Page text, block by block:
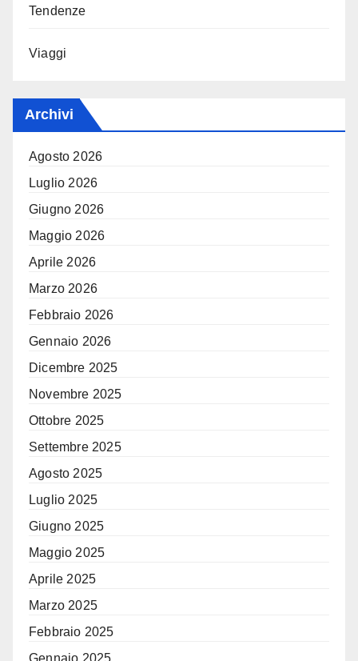
Tendenze
Viaggi
Archivi
Agosto 2026
Luglio 2026
Giugno 2026
Maggio 2026
Aprile 2026
Marzo 2026
Febbraio 2026
Gennaio 2026
Dicembre 2025
Novembre 2025
Ottobre 2025
Settembre 2025
Agosto 2025
Luglio 2025
Giugno 2025
Maggio 2025
Aprile 2025
Marzo 2025
Febbraio 2025
Gennaio 2025